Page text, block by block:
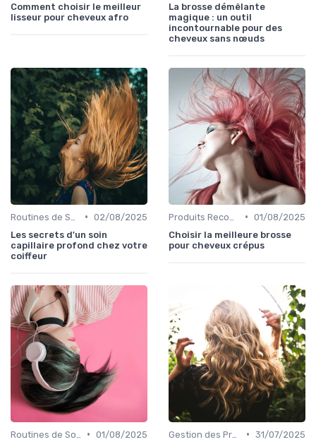
Comment choisir le meilleur
lisseur pour cheveux afro
La brosse démêlante
magique : un outil
incontournable pour des
cheveux sans nœuds
• 02/08/2025
Les secrets d'un soin
capillaire profond chez votre
coiffeur
• 01/08/2025
Choisir la meilleure brosse
pour cheveux crépus
• 01/08/2025
• 31/07/2025